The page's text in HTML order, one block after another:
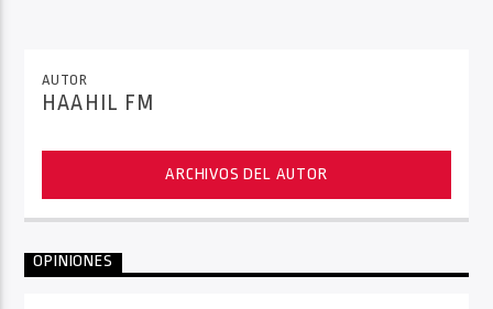
AUTOR
HAAHIL FM
ARCHIVOS DEL AUTOR
OPINIONES